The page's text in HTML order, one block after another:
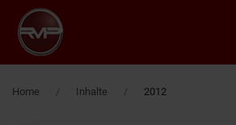
Zum Hauptinhalt springen
Home Inhalte 2012